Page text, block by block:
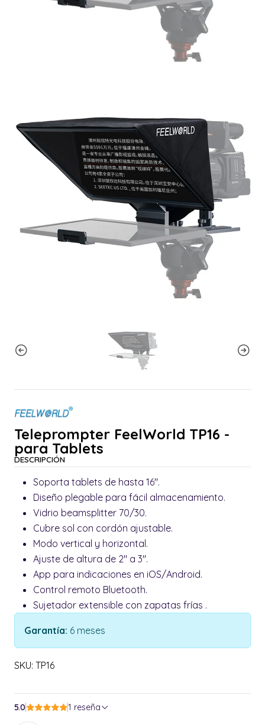
Teleprompter FeelWorld TP16 -
para Tablets
DESCRIPCIÓN
Soporta tablets de hasta 16".
Diseño plegable para fácil almacenamiento.
Vidrio beamsplitter 70/30.
Cubre sol con cordón ajustable.
Modo vertical y horizontal.
Ajuste de altura de 2" a 3".
App para indicaciones en iOS/Android.
Control remoto Bluetooth.
Sujetador extensible con zapatas frías .
Garantía: 6 meses
SKU: TP16
5.0 1 reseña